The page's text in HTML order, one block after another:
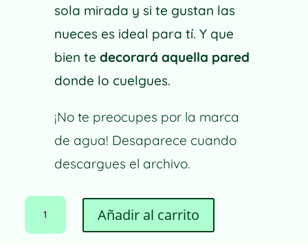
sola mirada y si te gustan las
nueces es ideal para tí. Y que
bien te decorará aquella pared
donde lo cuelgues.
¡No te preocupes por la marca
de agua! Desaparece cuando
descargues el archivo.
CALENDARIO
DESCARGABLE
NUECES
Añadir al carrito